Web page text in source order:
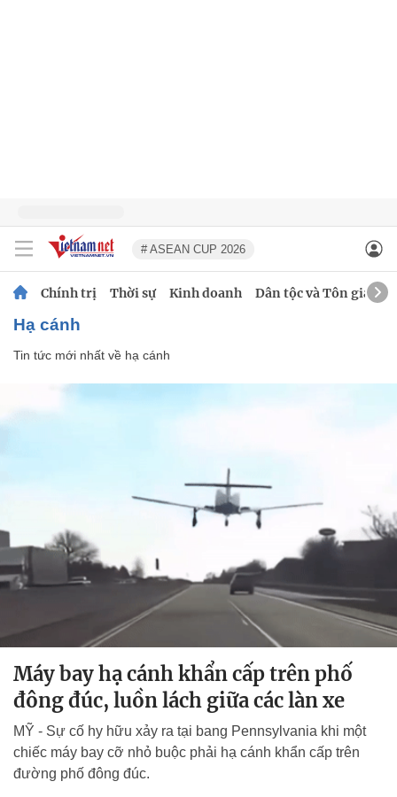
# ASEAN CUP 2026
Chính trị Thời sự Kinh doanh Dân tộc và Tôn giáo
hạ cánh
Tin tức mới nhất về hạ cánh
Máy bay hạ cánh khẩn cấp trên phố
đông đúc, luồn lách giữa các làn xe
MỸ - Sự cố hy hữu xảy ra tại bang Pennsylvania khi một
chiếc máy bay cỡ nhỏ buộc phải hạ cánh khẩn cấp trên
đường phố đông đúc.